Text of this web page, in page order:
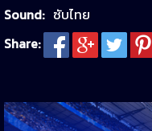
Sound: ซับไทย
Share: